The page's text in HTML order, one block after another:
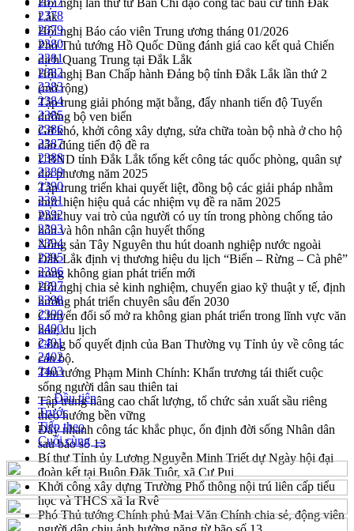
Hội nghị lần thứ tư Ban Chỉ đạo công tác bầu cử tỉnh Đắk
Lắk
Hội nghị Báo cáo viên Trung ương tháng 01/2026
Phó Thủ tướng Hồ Quốc Dũng đánh giá cao kết quả Chiến
dịch Quang Trung tại Đắk Lắk
Hội nghị Ban Chấp hành Đảng bộ tỉnh Đắk Lắk lần thứ 2
(mở rộng)
Tập trung giải phóng mặt bằng, đẩy nhanh tiến độ Tuyến
đường bộ ven biển
Gỡ khó, khởi công xây dựng, sửa chữa toàn bộ nhà ở cho hộ
dân đúng tiến độ đề ra
UBND tỉnh Đắk Lắk tổng kết công tác quốc phòng, quân sự
địa phương năm 2025
Tập trung triển khai quyết liệt, đồng bộ các giải pháp nhằm
thực hiện hiệu quả các nhiệm vụ đề ra năm 2025
Phát huy vai trò của người có uy tín trong phòng chống tảo
hôn và hôn nhân cận huyết thống
Nông sản Tây Nguyên thu hút doanh nghiệp nước ngoài
Đắk Lắk định vị thương hiệu du lịch “Biển – Rừng – Cà phê”
trong không gian phát triển mới
Hội nghị chia sẻ kinh nghiệm, chuyển giao kỹ thuật y tế, định
hướng phát triển chuyên sâu đến 2030
Chuyển đổi số mở ra không gian phát triển trong lĩnh vực văn
hóa, du lịch
Công bố quyết định của Ban Thường vụ Tỉnh ủy về công tác
cán bộ.
Thủ tướng Phạm Minh Chính: Khẩn trương tái thiết cuộc
sống người dân sau thiên tai
Tập trung nâng cao chất lượng, tổ chức sản xuất sầu riêng
theo hướng bền vững
Đẩy nhanh công tác khắc phục, ổn định đời sống Nhân dân
sau bão số 13
Bí thư Tỉnh ủy Lương Nguyễn Minh Triết dự Ngày hội đại
đoàn kết tại Buôn Đăk Tuôr, xã Cư Pui
Khởi công xây dựng Trường Phổ thông nội trú liên cấp tiểu
học và THCS xã Ia Rvê
Phó Thủ tướng Chính phủ Mai Văn Chính chia sẻ, động viên
2378
2379
2380
2381
2382
2383
2384
2385
2386
2387
2388
2389
2390
2391
2392
2393
2394
2395
2396
2397
2398
2399
2400
2401
2402
2403
← Đầu tiên
Trước
Tiếp theo
Cuối cùng →